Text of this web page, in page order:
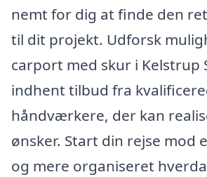
nemt for dig at finde den
til dit projekt. Udforsk
carport med skur i Kelstrup
indhent tilbud fra
håndværkere, der kan
ønsker. Start din rejse mod
og mere organiseret